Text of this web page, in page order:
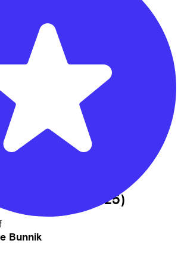
Bunnik
Niro ND (2025)